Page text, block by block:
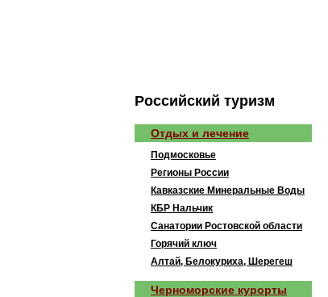
Рoccийcкий туризм
Отдых и лечение
Подмосковье
Регионы России
Кавказские Минеральные Воды
КБР Нальчик
Санатории Ростовской области
Горячий ключ
Алтай, Белокуриха, Шерегеш
Черноморские курорты